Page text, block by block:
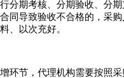
分期考核、分期验收、分
同导致验收不合格的，采
、以次充好。
节，代理机构需要按照采